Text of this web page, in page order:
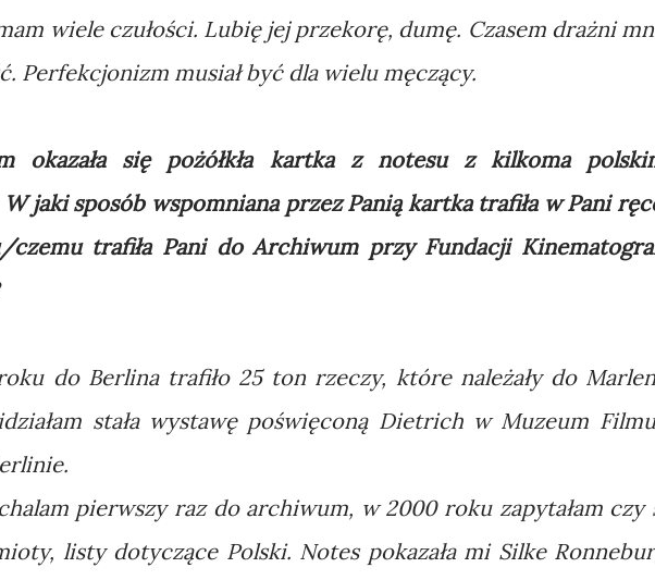
wiele czułości. Lubię jej przekorę, dumę. Czasem drażni
Perfekcjonizm musiał być dla wielu męczący.
okazała się pożółkła kartka z notesu z kilkoma
jaki sposób wspomniana przez Panią kartka trafiła w Pani
czemu trafiła Pani do Archiwum przy Fundacji
do Berlina trafiło 25 ton rzeczy, które należały do
stała wystawę poświęconą Dietrich w Muzeum
pierwszy raz do archiwum, w 2000 roku zapytałam czy
listy dotyczące Polski. Notes pokazała mi Silke